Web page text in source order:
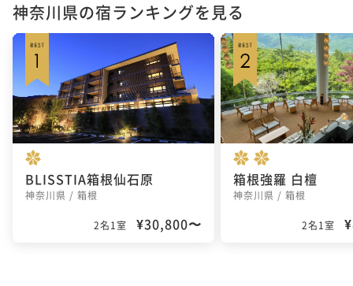
神奈川県の宿ランキングを見る
BLISSTIA箱根仙石原
神奈川県 / 箱根
2名1室 ¥30,800〜
箱根強羅 白檀
神奈川県 / 箱根
2名1室